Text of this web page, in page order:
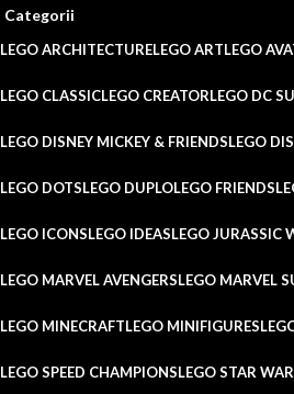
Categorii
LEGO ARCHITECTURELEGO ARTLEGO
LEGO CLASSICLEGO CREATORLEGO DC
LEGO DISNEY MICKEY & FRIENDSLEGO
LEGO DOTSLEGO DUPLOLEGO FRIENDS
LEGO ICONSLEGO IDEASLEGO JURASSIC
LEGO MARVEL AVENGERSLEGO MARVEL
LEGO MINECRAFTLEGO MINIFIGURES
LEGO SPEED CHAMPIONSLEGO STAR